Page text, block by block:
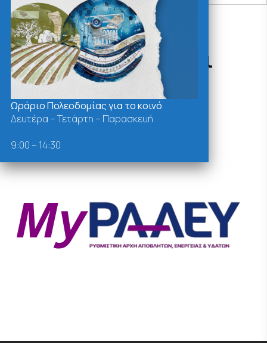
Δράσεις - Χρήσιμοι
Σύνδεσμοι
Ωράριο Πολεοδομίας για το κοινό
Δευτέρα – Τετάρτη – Παρασκευή
9:00 – 14:30